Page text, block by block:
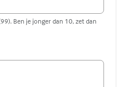
Ben je jonger dan 10, zet dan